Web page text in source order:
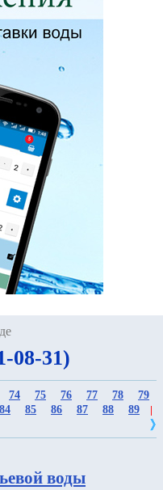
08-31)
74 75 76 77 78 79
84 85 86 87 88 89
воды